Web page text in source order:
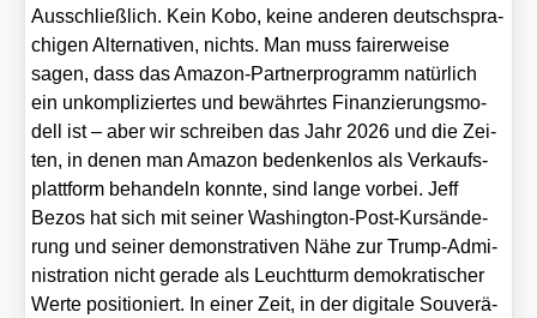
Aus­schließ­lich. Kein Kobo, kei­ne ande­ren deutsch­spra­
chi­gen Alter­na­ti­ven, nichts. Man muss fai­rer­wei­se
sagen, dass das Ama­zon-Part­ner­pro­gramm natür­lich
ein unkom­pli­zier­tes und bewähr­tes Finan­zie­rungs­mo­
dell ist – aber wir schrei­ben das Jahr 2026 und die Zei­
ten, in denen man Ama­zon beden­ken­los als Ver­kaufs­
platt­form behan­deln konn­te, sind lan­ge vor­bei. Jeff
Bezos hat sich mit sei­ner Washing­ton-Post-Kurs­än­de­
rung und sei­ner demons­tra­ti­ven Nähe zur Trump-Admi­
nis­tra­ti­on nicht gera­de als Leucht­turm demo­kra­ti­scher
Wer­te posi­tio­niert. In einer Zeit, in der digi­ta­le Sou­ve­rä­